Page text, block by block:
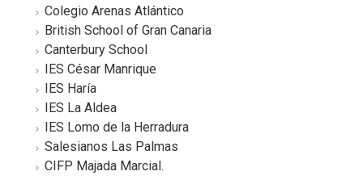
Colegio Arenas Atlántico
British School of Gran Canaria
Canterbury School
IES César Manrique
IES Haría
IES La Aldea
IES Lomo de la Herradura
Salesianos Las Palmas
CIFP Majada Marcial.